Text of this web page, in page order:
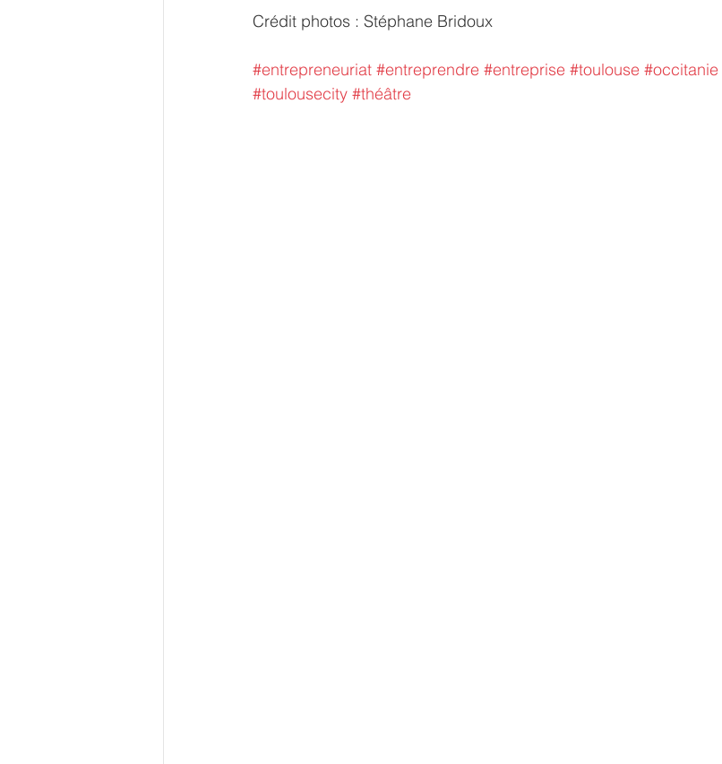
Crédit photos : Stéphane Bridoux
#entrepreneuriat #entreprendre #entreprise #toulouse #occitanie
#toulousecity #théâtre